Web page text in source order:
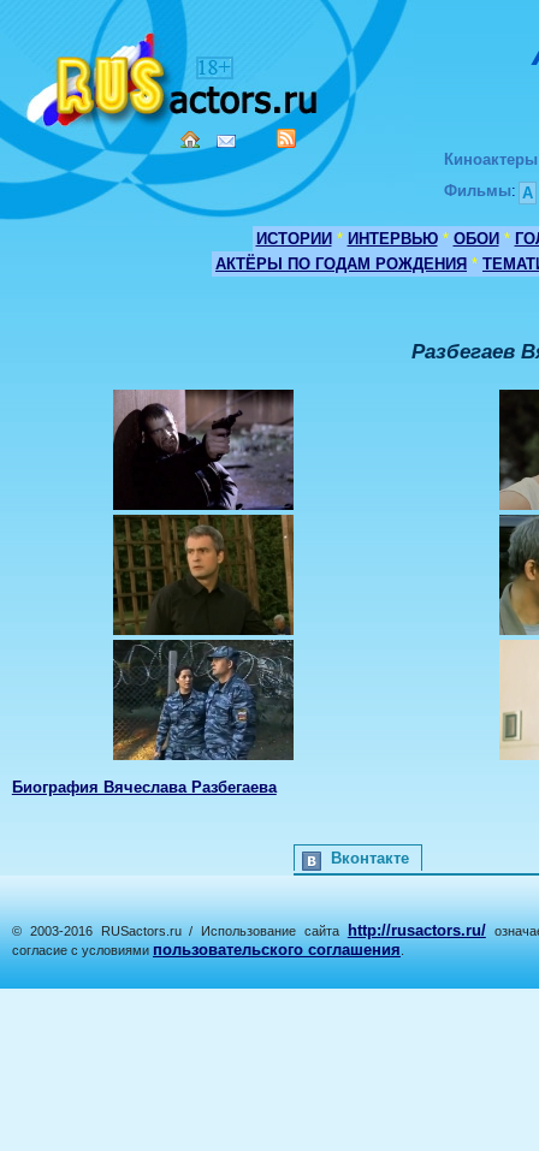
Киноактеры
Фильмы: А
ИСТОРИИ * ИНТЕРВЬЮ * ОБОИ *
АКТЁРЫ ПО ГОДАМ РОЖДЕНИЯ *
Разбегаев
Биография Вячеслава Разбегаева
Вконтакте
© 2003-2016 RUSactors.ru / Использование сайта http://rusactors.ru/
согласие с условиями пользовательского соглашения